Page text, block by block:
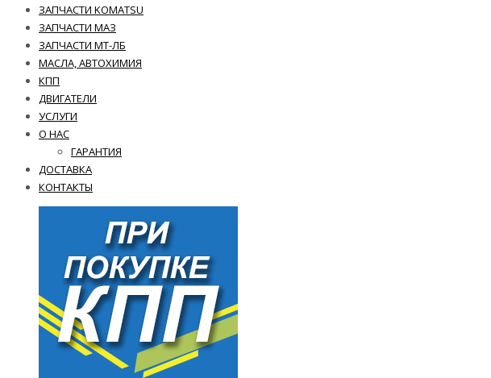
ЗАПЧАСТИ KOMATSU
ЗАПЧАСТИ МАЗ
ЗАПЧАСТИ МТ-ЛБ
МАСЛА, АВТОХИМИЯ
КПП
ДВИГАТЕЛИ
УСЛУГИ
О НАС
ГАРАНТИЯ
ДОСТАВКА
КОНТАКТЫ